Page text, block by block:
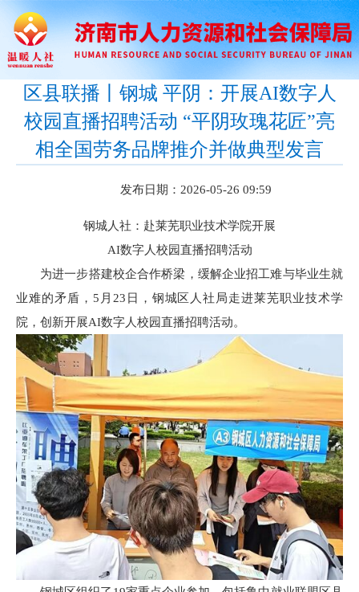
区县联播丨钢城 平阴：开展AI数字人
校园直播招聘活动 “平阴玫瑰花匠”亮
相全国劳务品牌推介并做典型发言
发布日期：2026-05-26 09:59
钢城人社：赴莱芜职业技术学院开展
AI数字人校园直播招聘活动
为进一步搭建校企合作桥梁，缓解企业招工难与毕业生就
业难的矛盾，5月23日，钢城区人社局走进莱芜职业技术学
院，创新开展AI数字人校园直播招聘活动。